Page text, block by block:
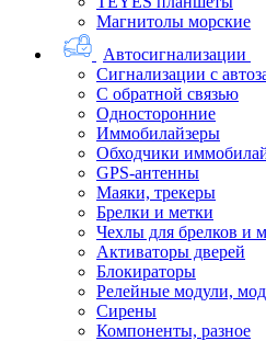
Магнитолы морские
Автосигнализации
Сигнализации с
С обратной связью
Односторонние
Иммобилайзеры
Обходчики
GPS-антенны
Маяки, трекеры
Брелки и метки
Чехлы для брелков и
Активаторы дверей
Блокираторы
Релейные модули,
Сирены
Компоненты, разное